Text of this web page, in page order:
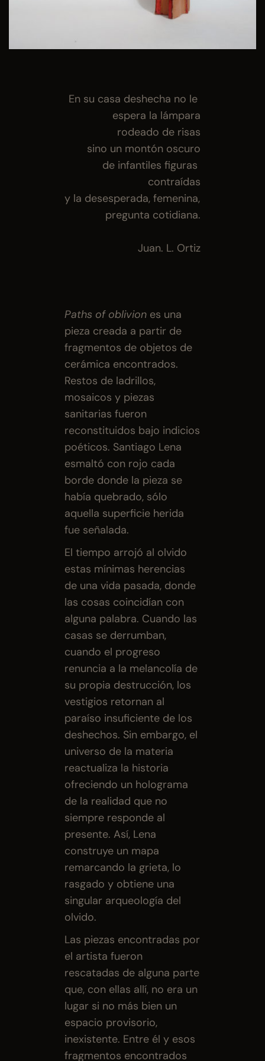
En su casa deshecha no le
espera la lámpara
rodeado de risas
sino un montón oscuro
de infantiles figuras
contraídas
y la desesperada, femenina,
pregunta cotidiana.
Juan. L. Ortiz
Paths of oblivion es una
pieza creada a partir de
fragmentos de objetos de
cerámica encontrados.
Restos de ladrillos,
mosaicos y piezas
sanitarias fueron
reconstituidos bajo indicios
poéticos. Santiago Lena
esmaltó con rojo cada
borde donde la pieza se
había quebrado, sólo
aquella superficie herida
fue señalada.
El tiempo arrojó al olvido
estas mínimas herencias
de una vida pasada, donde
las cosas coincidían con
alguna palabra. Cuando las
casas se derrumban,
cuando el progreso
renuncia a la melancolía de
su propia destrucción, los
vestigios retornan al
paraíso insuficiente de los
deshechos. Sin embargo, el
universo de la materia
reactualiza la historia
ofreciendo un holograma
de la realidad que no
siempre responde al
presente. Así, Lena
construye un mapa
remarcando la grieta, lo
rasgado y obtiene una
singular arqueología del
olvido.
Las piezas encontradas por
el artista fueron
rescatadas de alguna parte
que, con ellas allí, no era un
lugar si no más bien un
espacio provisorio,
inexistente. Entre él y esos
fragmentos encontrados